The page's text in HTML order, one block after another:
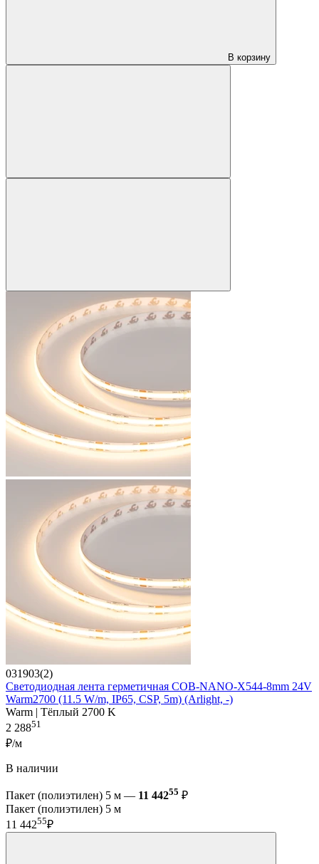
В корзину
031903(2)
Светодиодная лента герметичная COB-NANO-X544-8mm 24V
Warm2700 (11.5 W/m, IP65, CSP, 5m) (Arlight, -)
Warm | Тёплый 2700 K
2 28851
₽/м
В наличии
Пакет (полиэтилен) 5 м — 11 44255 ₽
Пакет (полиэтилен) 5 м
11 44255₽